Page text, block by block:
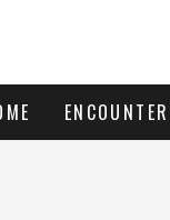
ENCOUNTER